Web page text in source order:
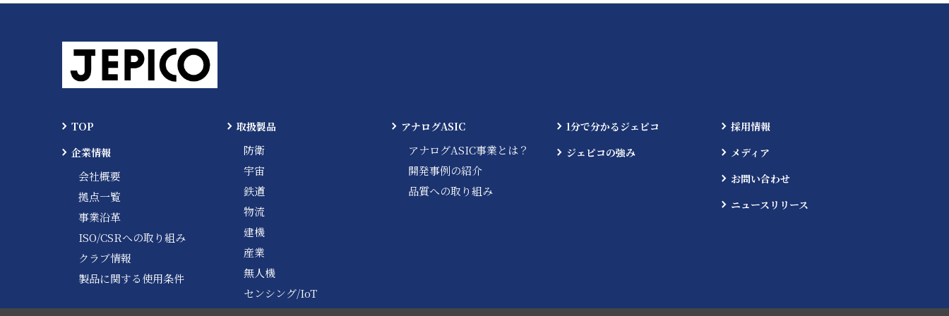
TOP
企業情報
会社概要
拠点一覧
事業沿革
ISO/CSRへの取り組み
クラブ情報
製品に関する使用条件
取扱製品
防衛
宇宙
鉄道
物流
建機
産業
無人機
センシング/IoT
アナログASIC
アナログASIC事業とは？
開発事例の紹介
品質への取り組み
1分で分かるジェピコ
ジェピコの強み
採用情報
メディア
お問い合わせ
ニュースリリース